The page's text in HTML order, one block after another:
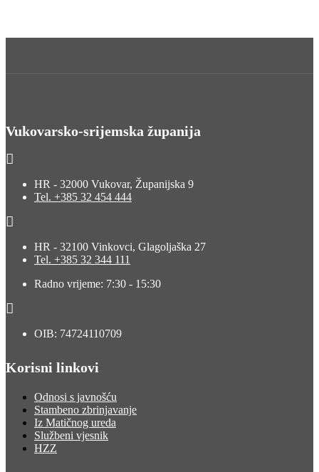
Vukovarsko-srijemska županija
HR - 32000 Vukovar, Županijska 9
Tel. +385 32 454 444
HR - 32100 Vinkovci, Glagoljaška 27
Tel. +385 32 344 111
Radno vrijeme: 7:30 - 15:30
OIB: 74724110709
Korisni linkovi
Odnosi s javnošću
Stambeno zbrinjavanje
Iz Matičnog ureda
Službeni vjesnik
HZZ